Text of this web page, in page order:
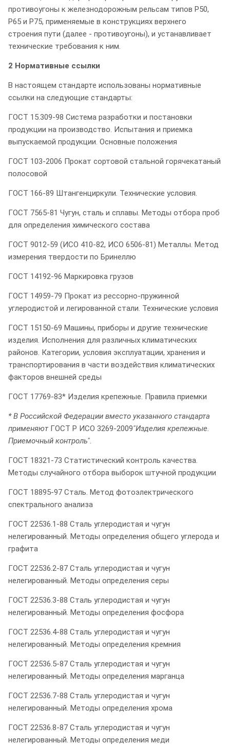
противоугоны к железнодорожным рельсам типов Р50,
Р65 и Р75, применяемые в конструкциях верхнего
строения пути (далее - противоугоны), и устанавливает
технические требования к ним.
2 Нормативные ссылки
В настоящем стандарте использованы нормативные
ссылки на следующие стандарты:
ГОСТ 15.309-98 Система разработки и постановки
продукции на производство. Испытания и приемка
выпускаемой продукции. Основные положения
ГОСТ 103-2006 Прокат сортовой стальной горячекатаный
полосовой
ГОСТ 166-89 Штангенциркули. Технические условия.
ГОСТ 7565-81 Чугун, сталь и сплавы. Методы отбора проб
для определения химического состава
ГОСТ 9012-59 (ИСО 410-82, ИСО 6506-81) Металлы. Метод
измерения твердости по Бринеллю
ГОСТ 14192-96 Маркировка грузов
ГОСТ 14959-79 Прокат из рессорно-пружинной
углеродистой и легированной стали. Технические условия
ГОСТ 15150-69 Машины, приборы и другие технические
изделия. Исполнения для различных климатических
районов. Категории, условия эксплуатации, хранения и
транспортирования в части воздействия климатических
факторов внешней среды
ГОСТ 17769-83* Изделия крепежные. Правила приемки
* В Российской Федерации вместо указанного стандарта
применяютГОСТ Р ИСО 3269-2009"Изделия крепежные.
Приемочный контроль".
ГОСТ 18321-73 Статистический контроль качества.
Методы случайного отбора выборок штучной продукции
ГОСТ 18895-97 Сталь. Метод фотоэлектрического
спектрального анализа
ГОСТ 22536.1-88 Сталь углеродистая и чугун
нелегированный. Методы определения общего углерода и
графита
ГОСТ 22536.2-87 Сталь углеродистая и чугун
нелегированный. Методы определения серы
ГОСТ 22536.3-88 Сталь углеродистая и чугун
нелегированный. Методы определения фосфора
ГОСТ 22536.4-88 Сталь углеродистая и чугун
нелегированный. Методы определения кремния
ГОСТ 22536.5-87 Сталь углеродистая и чугун
нелегированный. Методы определения марганца
ГОСТ 22536.7-88 Сталь углеродистая и чугун
нелегированный. Методы определения хрома
ГОСТ 22536.8-87 Сталь углеродистая и чугун
нелегированный. Методы определения меди